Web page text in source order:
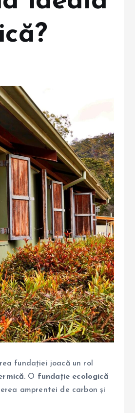
fundației joacă un rol
. O fundație ecologică
amprentei de carbon și